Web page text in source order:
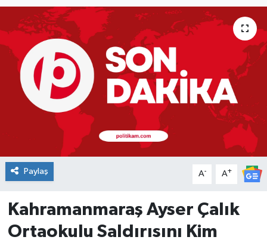
Paylaş A- A+
Kahramanmaraş Ayser Çalık
Ortaokulu Saldırısını Kim
EĞİTİM
EKONOMİ
Erdek
Gömeç
Gönen
Havran
İvrindi
KENT GÜNDEMİ